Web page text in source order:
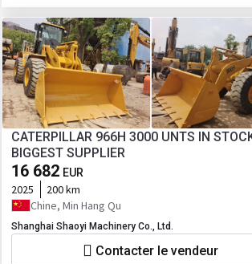
CATERPILLAR 966H 3000 UNTS IN
BIGGEST SUPPLIER
16 682 EUR
2025
200 km
Chine, Min Hang Qu
Shanghai Shaoyi Machinery Co., Ltd.
Contacter le vendeur